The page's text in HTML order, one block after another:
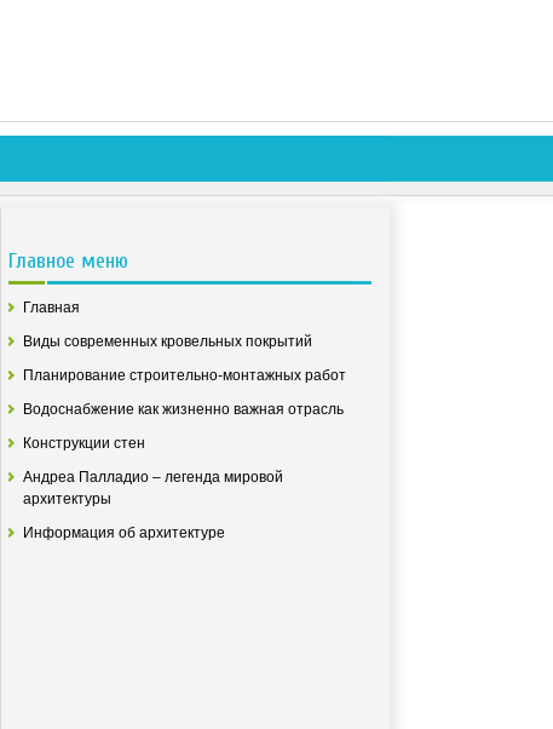
Главное меню
Главная
Виды современных кровельных покрытий
Планирование строительно-монтажных работ
Водоснабжение как жизненно важная отрасль
Конструкции стен
Андреа Палладио – легенда мировой
архитектуры
Информация об архитектуре